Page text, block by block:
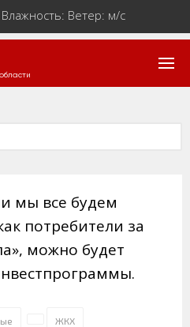
Влажность: Ветер: м/с
мы все будем
потребители за
можно будет
ЖКХ